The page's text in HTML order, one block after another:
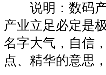
说明：数码产
产业立足必定是
名字大气，自信
点、精华的意思